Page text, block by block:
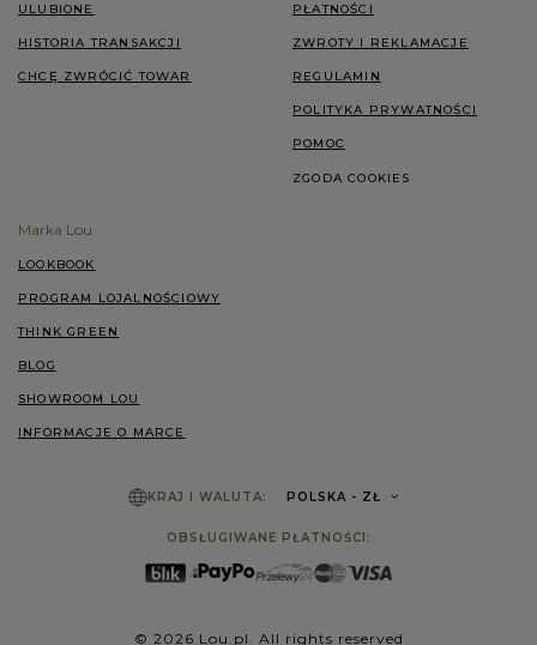
ULUBIONE
HISTORIA TRANSAKCJI
CHCĘ ZWRÓCIĆ TOWAR
PŁATNOŚCI
ZWROTY I REKLAMACJE
REGULAMIN
POLITYKA PRYWATNOŚCI
POMOC
ZGODA COOKIES
Marka Lou
LOOKBOOK
PROGRAM LOJALNOŚCIOWY
THINK GREEN
BLOG
SHOWROOM LOU
INFORMACJE O MARCE
KRAJ I WALUTA: POLSKA - ZŁ
OBSŁUGIWANE PŁATNOŚCI:
© 2026 Lou.pl. All rights reserved